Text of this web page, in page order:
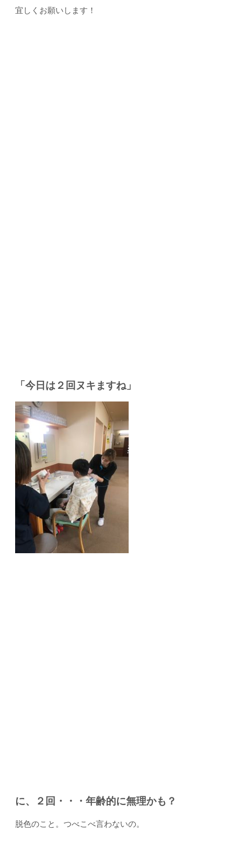
宜しくお願いします！
「今日は２回ヌキますね」
に、２回・・・年齢的に無理かも？
脱色のこと。つべこべ言わないの。